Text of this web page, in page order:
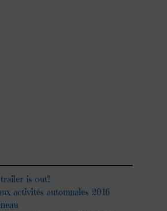
is out!!
activités automnales 2016